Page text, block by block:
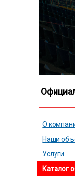
О
Наши
Услуги
Каталог